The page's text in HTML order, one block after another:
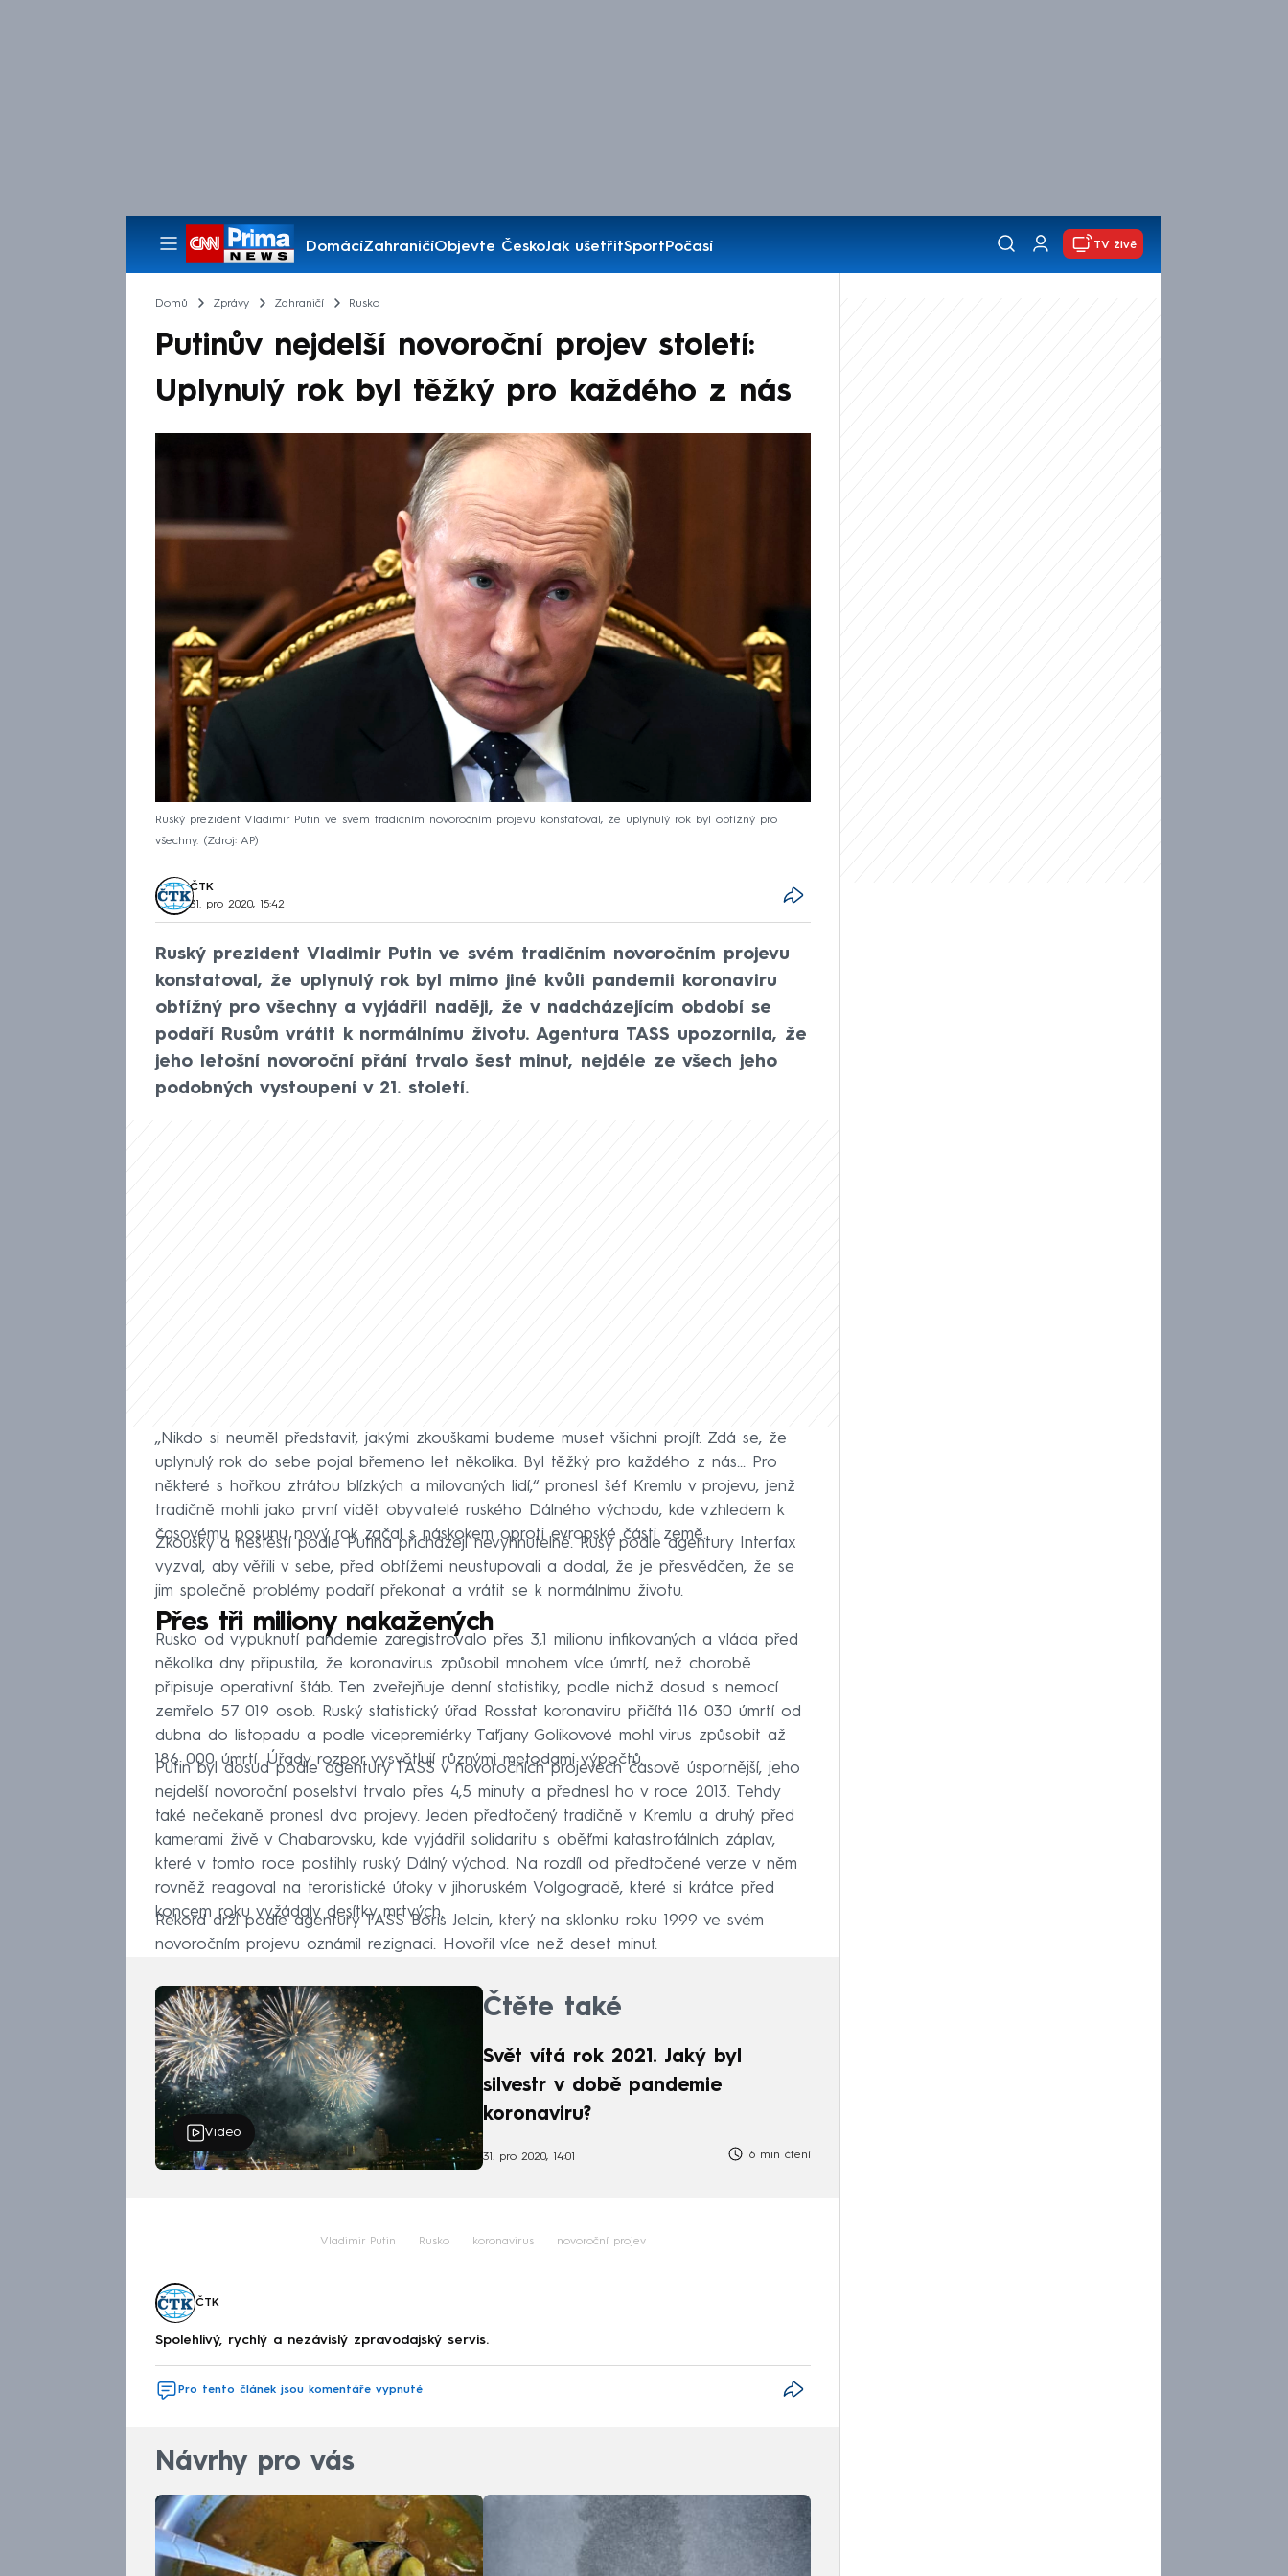
DomácíZahraničíObjevte ČeskoJak ušetřitSportPočasí
Pořady
TV živě
Domů Zprávy Zahraničí Rusko
Putinův nejdelší novoroční projev století:
Uplynulý rok byl těžký pro každého z nás
Ruský prezident Vladimir Putin ve svém tradičním novoročním projevu konstatoval, že uplynulý rok byl obtížný pro
všechny.
Zdroj: AP
ČTK
31. pro 2020, 15:42
Ruský prezident Vladimir Putin ve svém tradičním novoročním projevu
konstatoval, že uplynulý rok byl mimo jiné kvůli pandemii koronaviru
obtížný pro všechny a vyjádřil naději, že v nadcházejícím období se
podaří Rusům vrátit k normálnímu životu. Agentura TASS upozornila, že
jeho letošní novoroční přání trvalo šest minut, nejdéle ze všech jeho
podobných vystoupení v 21. století.
‚‚Nikdo si neuměl představit, jakými zkouškami budeme muset všichni projít. Zdá se, že
uplynulý rok do sebe pojal břemeno let několika. Byl těžký pro každého z nás... Pro
některé s hořkou ztrátou blízkých a milovaných lidí,‘‘ pronesl šéf Kremlu v projevu, jenž
tradičně mohli jako první vidět obyvatelé ruského Dálného východu, kde vzhledem k
časovému posunu nový rok začal s náskokem oproti evropské části země.
Zkoušky a neštěstí podle Putina přicházejí nevyhnutelně. Rusy podle agentury Interfax
vyzval, aby věřili v sebe, před obtížemi neustupovali a dodal, že je přesvědčen, že se
jim společně problémy podaří překonat a vrátit se k normálnímu životu.
Přes tři miliony nakažených
Rusko od vypuknutí pandemie zaregistrovalo přes 3,1 milionu infikovaných a vláda před
několika dny připustila, že koronavirus způsobil mnohem více úmrtí, než chorobě
připisuje operativní štáb. Ten zveřejňuje denní statistiky, podle nichž dosud s nemocí
zemřelo 57 019 osob. Ruský statistický úřad Rosstat koronaviru přičítá 116 030 úmrtí od
dubna do listopadu a podle vicepremiérky Taťjany Golikovové mohl virus způsobit až
186 000 úmrtí. Úřady rozpor vysvětlují různými metodami výpočtů.
Putin byl dosud podle agentury TASS v novoročních projevech časově úspornější, jeho
nejdelší novoroční poselství trvalo přes 4,5 minuty a přednesl ho v roce 2013. Tehdy
také nečekaně pronesl dva projevy. Jeden předtočený tradičně v Kremlu a druhý před
kamerami živě v Chabarovsku, kde vyjádřil solidaritu s oběťmi katastrofálních záplav,
které v tomto roce postihly ruský Dálný východ. Na rozdíl od předtočené verze v něm
rovněž reagoval na teroristické útoky v jihoruském Volgogradě, které si krátce před
koncem roku vyžádaly desítky mrtvých.
Rekord drží podle agentury TASS Boris Jelcin, který na sklonku roku 1999 ve svém
novoročním projevu oznámil rezignaci. Hovořil více než deset minut.
Video
Čtěte také
Svět vítá rok 2021. Jaký byl
silvestr v době pandemie
koronaviru?
31. pro 2020, 14:01 6 min čtení
Vladimir Putin Rusko koronavirus novoroční projev
ČTK
Spolehlivý, rychlý a nezávislý zpravodajský servis.
Pro tento článek jsou komentáře vypnuté
Návrhy pro vás